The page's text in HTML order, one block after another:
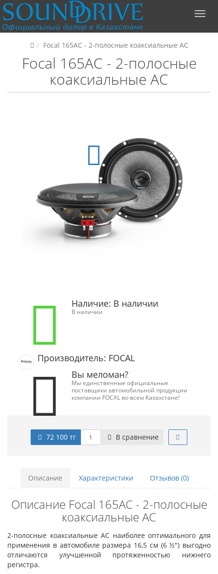
Focal 165AC - 2-полосные коаксиальные АС
Focal 165AC - 2-полосные
коаксиальные АС
Наличие: В наличии
В наличии
Производитель: FOCAL
Вы меломан?
Мы единственные официальные
поставщики автомобильной продукции
компании FOCAL во всем Казахстане!
72 100 тг В сравнение
Описание Характеристики Отзывов (0)
Описание Focal 165AC - 2-полосные
коаксиальные АС
2-полосные коаксиальные АС наиболее оптимального для
применения в автомобиле размера 16,5 см (6 ½") выгодно
отличаются улучшенной протяженностью нижнего
регистра.